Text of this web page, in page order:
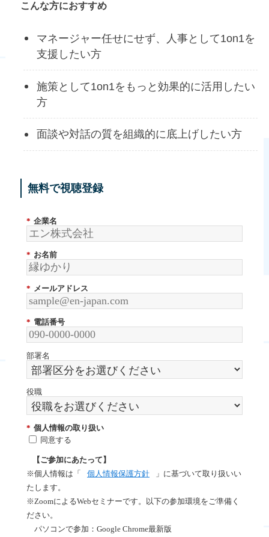
こんな方におすすめ
マネージャー任せにせず、人事として1on1を
支援したい方
施策として1on1をもっと効果的に活用したい
方
面談や対話の質を組織的に底上げしたい方
無料で視聴登録
* 企業名
* お名前
* メールアドレス
* 電話番号
部署名
役職
* 個人情報の取り扱い
同意する
【ご参加にあたって】
※個人情報は「
個人情報保護方針 」に基づいて取り扱いい
たします。
※ZoomによるWebセミナーです。以下の参加環境をご準備く
ださい。
パソコンで参加：Google Chrome最新版